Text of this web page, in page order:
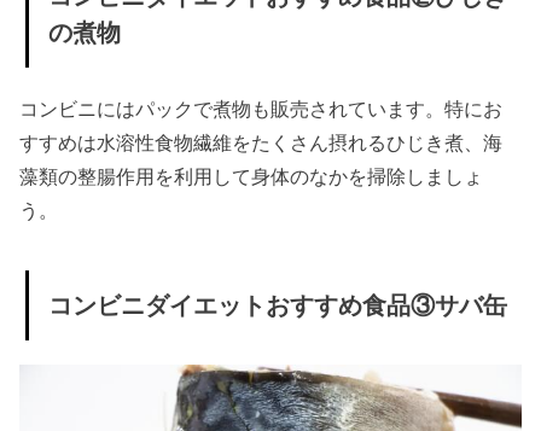
ットに
おすす
ンビニ
昼食②
パンを
» ダイエ
の煮物
コンビニにはパックで煮物も販売されています。特にお
すすめは水溶性食物繊維をたくさん摂れるひじき煮、海
藻類の整腸作用を利用して身体のなかを掃除しましょ
う。
コンビニダイエットおすすめ食品③サバ缶